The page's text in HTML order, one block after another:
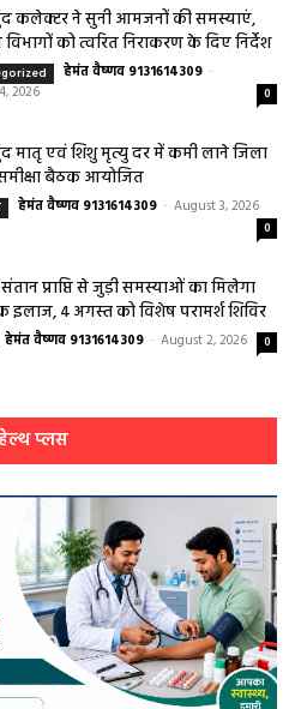
बैठक आयोजित
हेमंत वैष्णव 9131614309 - August 3, 2026
4 अगस्त को विशेष परामर्श शिविर
हेमंत वैष्णव 9131614309
प्लस